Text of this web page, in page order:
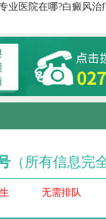
业医院在哪?白癜风治
（所有信息完
无需排队